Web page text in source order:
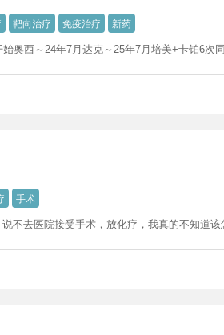
靶向治疗 免疫治疗 新药
奥西～24年7月达克～25年7月培美+卡铂6次
手术
不去医院接受手术，放化疗，我真的不知道该